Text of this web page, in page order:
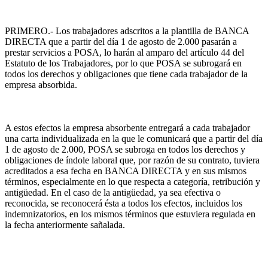
PRIMERO.- Los trabajadores adscritos a la plantilla de BANCA
DIRECTA que a partir del día 1 de agosto de 2.000 pasarán a
prestar servicios a POSA, lo harán al amparo del artículo 44 del
Estatuto de los Trabajadores, por lo que POSA se subrogará en
todos los derechos y obligaciones que tiene cada trabajador de la
empresa absorbida.
A estos efectos la empresa absorbente entregará a cada trabajador
una carta individualizada en la que le comunicará que a partir del día
1 de agosto de 2.000, POSA se subroga en todos los derechos y
obligaciones de índole laboral que, por razón de su contrato, tuviera
acreditados a esa fecha en BANCA DIRECTA y en sus mismos
términos, especialmente en lo que respecta a categoría, retribución y
antigüedad. En el caso de la antigüedad, ya sea efectiva o
reconocida, se reconocerá ésta a todos los efectos, incluidos los
indemnizatorios, en los mismos términos que estuviera regulada en
la fecha anteriormente sañalada.